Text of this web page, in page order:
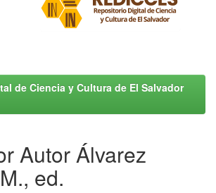
de Ciencia y Cultura de El Salvador
Autor Álvarez
ed.